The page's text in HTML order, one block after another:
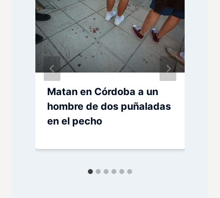
Matan en Córdoba a un
hombre de dos puñaladas
en el pecho